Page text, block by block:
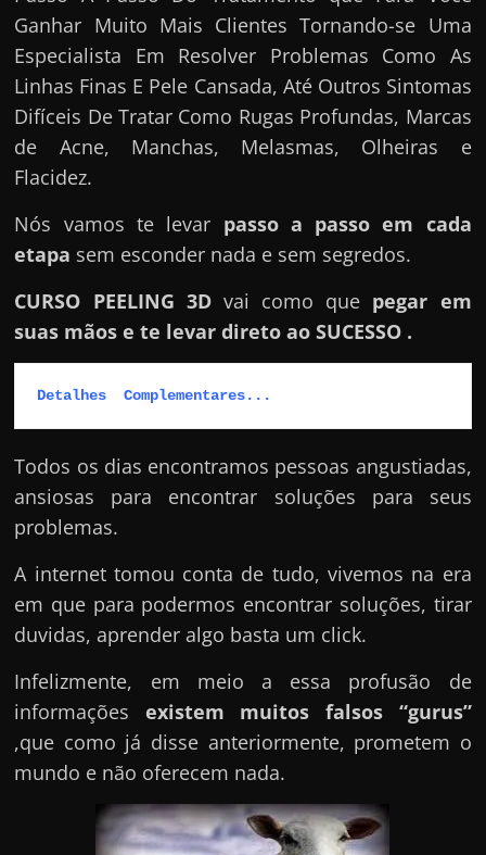
r
n
e
t
?
M
a
s
o
m
o
🤔
Ganhar Muito Mais Clientes Tornando-se Uma
Especialista Em Resolver Problemas Como As
Linhas Finas E Pele Cansada, Até Outros Sintomas
Difíceis De Tratar Como Rugas Profundas, Marcas
de Acne, Manchas, Melasmas, Olheiras e
Flacidez.
Nós vamos te levar passo a passo em cada
etapa sem esconder nada e sem segredos.
CURSO PEELING 3Dvai como que pegar em
suas mãos e te levar direto ao SUCESSO .
Detalhes  Complementares...
Todos os dias encontramos pessoas angustiadas,
ansiosas para encontrar soluções para seus
problemas.
A internet tomou conta de tudo, vivemos na era
em que para podermos encontrar soluções, tirar
duvidas, aprender algo basta um click.
Infelizmente, em meio a essa profusão de
informações existem muitos falsos “gurus”
,que como já disse anteriormente, prometem o
mundo e não oferecem nada.